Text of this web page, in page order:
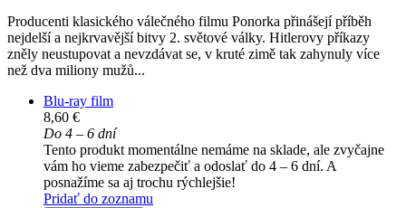
Producenti klasického válečného filmu Ponorka přinášejí příběh
nejdelší a nejkrvavější bitvy 2. světové války. Hitlerovy příkazy
zněly neustupovat a nevzdávat se, v kruté zimě tak zahynuly více
než dva miliony mužů...
Blu-ray film
8,60 €
Do 4 – 6 dní
Tento produkt momentálne nemáme na sklade, ale zvyčajne
vám ho vieme zabezpečiť a odoslať do 4 – 6 dní. A
posnažíme sa aj trochu rýchlejšie!
Pridať do zoznamu